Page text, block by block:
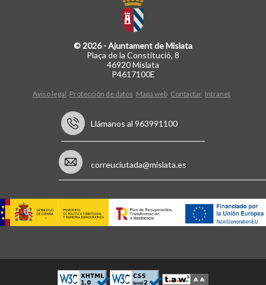
© 2026 - Ajuntament de Mislata
Plaça de la Constitució, 8
46920 Mislata
P4617100E
Aviso legal Protección de datos Mapa web Contactar Intranet
Llámanos al 963991100
correuciutada@mislata.es